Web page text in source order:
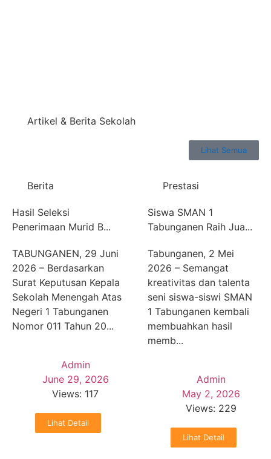
Artikel & Berita Sekolah
Lihat Semua
Berita
Hasil Seleksi
Penerimaan Murid B...
TABUNGANEN, 29 Juni
2026 – Berdasarkan
Surat Keputusan Kepala
Sekolah Menengah Atas
Negeri 1 Tabunganen
Nomor 011 Tahun 20...
Admin
June 29, 2026
Views: 117
Lihat Detail
Prestasi
Siswa SMAN 1
Tabunganen Raih Jua...
Tabunganen, 2 Mei
2026 – Semangat
kreativitas dan talenta
seni siswa-siswi SMAN
1 Tabunganen kembali
membuahkan hasil
memb...
Admin
May 2, 2026
Views: 229
Lihat Detail